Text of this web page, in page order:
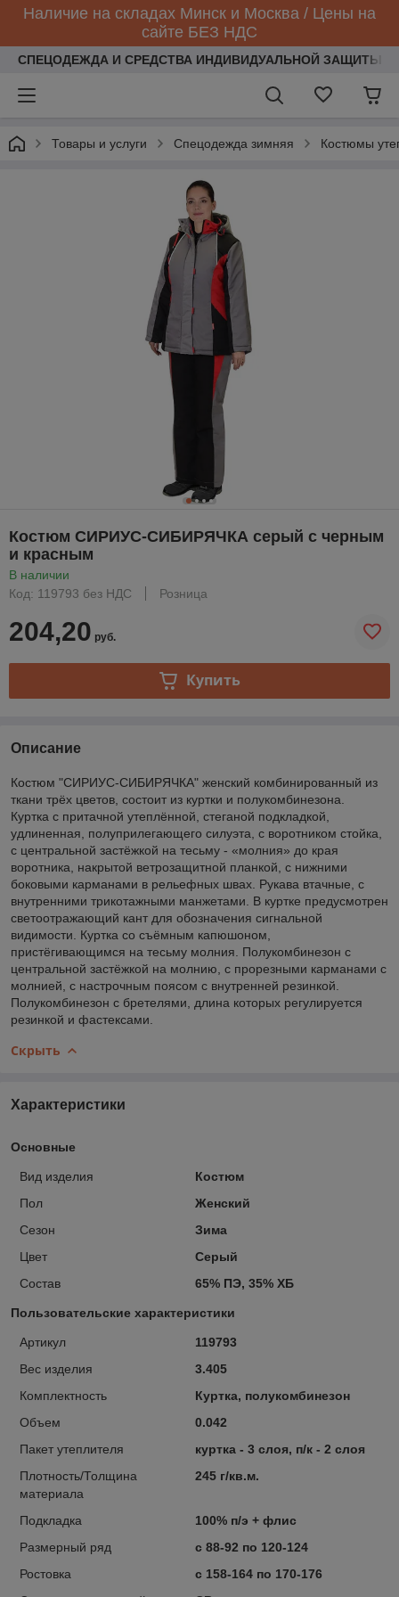
Наличие на складах Минск и Москва / Цены на
сайте БЕЗ НДС
СПЕЦОДЕЖДА И СРЕДСТВА ИНДИВИДУАЛЬНОЙ ЗАЩИТЫ
Товары и услуги Спецодежда зимняя Костюмы
Костюм СИРИУС-СИБИРЯЧКА серый с черным
и красным
В наличии
Код: 119793 без НДС
Розница
204,20 руб.
Купить
Описание
Костюм "СИРИУС-СИБИРЯЧКА" женский комбинированный из
ткани трёх цветов, состоит из куртки и полукомбинезона.
Куртка с притачной утеплённой, стеганой подкладкой,
удлиненная, полуприлегающего силуэта, с воротником стойка,
с центральной застёжкой на тесьму - «молния» до края
воротника, накрытой ветрозащитной планкой, с нижними
боковыми карманами в рельефных швах. Рукава втачные, с
внутренними трикотажными манжетами. В куртке предусмотрен
светоотражающий кант для обозначения сигнальной
видимости. Куртка со съёмным капюшоном,
пристёгивающимся на тесьму молния. Полукомбинезон с
центральной застёжкой на молнию, с прорезными карманами с
молнией, с настрочным поясом с внутренней резинкой.
Полукомбинезон с бретелями, длина которых регулируется
резинкой и фастексами.
Скрыть
Характеристики
Основные
Вид изделия
Костюм
Пол
Женский
Сезон
Зима
Цвет
Серый
Состав
65% ПЭ, 35% ХБ
Пользовательские характеристики
Артикул
119793
Вес изделия
3.405
Комплектность
Куртка, полукомбинезон
Объем
0.042
Пакет утеплителя
куртка - 3 слоя, п/к - 2 слоя
Плотность/Толщина
материала
245 г/кв.м.
Подкладка
100% п/э + флис
Размерный ряд
с 88-92 по 120-124
Ростовка
с 158-164 по 170-176